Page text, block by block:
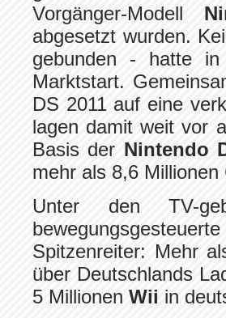
Vorgänger-Modell
abgesetzt wurden.
gebunden - hatte in
Marktstart.
DS 2011 auf eine
lagen damit weit vor
Basis der Nintendo
mehr als 8,6 Millionen
Unter den TV-
Spitzenreiter: Mehr
über Deutschlands
5 Millionen Wii in